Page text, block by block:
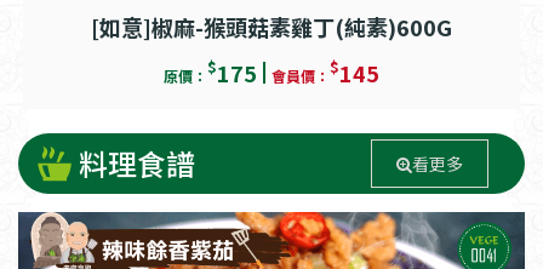
[如意]椒麻-猴頭菇素雞丁(純素)600G
原價： $175 會員價： $145
料理食譜 看更多